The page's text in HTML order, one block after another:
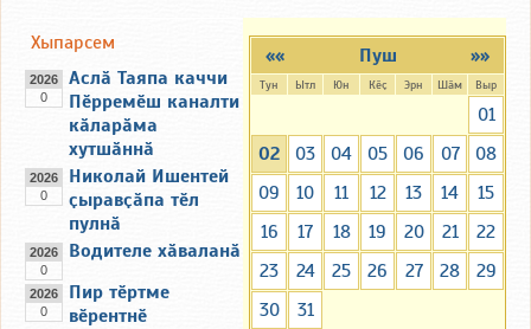
»»
«« Пуш
Тун Ытл Юн Кӗҫ Эрн Шӑм Выр
01
02
03 04 05 06 07
08
09
10 11 12 13 14
15
16
17 18 19 20 21
22
23
24 25 26 27 28
29
30
31
Хыпарсем
2026
0
Аслӑ Таяпа каччи
Пӗрремӗш каналти
кӑларӑма
хутшӑннӑ
2026
0
Николай Ишентей
ҫыравҫӑпа тӗл
пулнӑ
2026
0
Водителе хӑваланӑ
2026
0
Пир тӗртме
вӗрентнӗ